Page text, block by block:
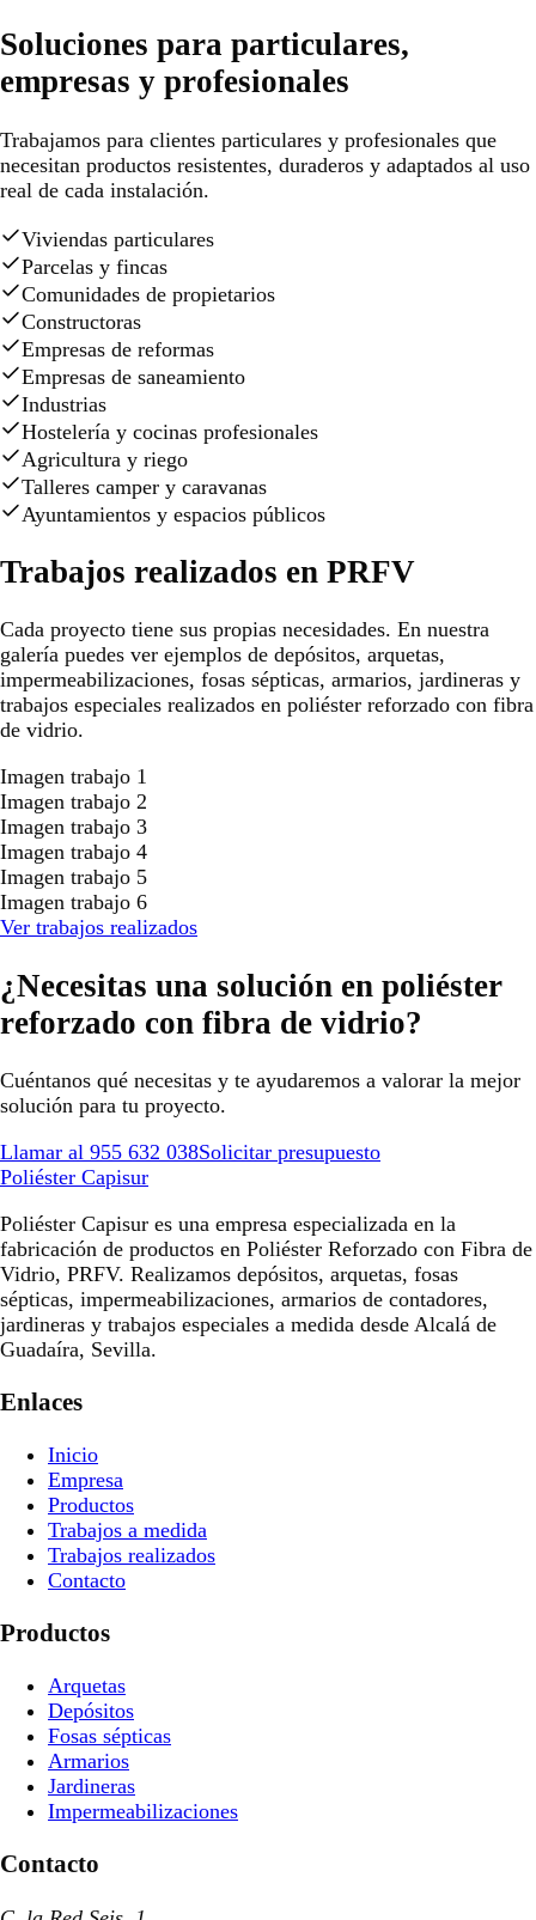
Soluciones para particulares,
empresas y profesionales
Trabajamos para clientes particulares y profesionales que
necesitan productos resistentes, duraderos y adaptados al uso
real de cada instalación.
Viviendas particulares
Parcelas y fincas
Comunidades de propietarios
Constructoras
Empresas de reformas
Empresas de saneamiento
Industrias
Hostelería y cocinas profesionales
Agricultura y riego
Talleres camper y caravanas
Ayuntamientos y espacios públicos
Trabajos realizados en PRFV
Cada proyecto tiene sus propias necesidades. En nuestra
galería puedes ver ejemplos de depósitos, arquetas,
impermeabilizaciones, fosas sépticas, armarios, jardineras y
trabajos especiales realizados en poliéster reforzado con fibra
de vidrio.
Imagen trabajo 1
Imagen trabajo 2
Imagen trabajo 3
Imagen trabajo 4
Imagen trabajo 5
Imagen trabajo 6
Ver trabajos realizados
¿Necesitas una solución en poliéster
reforzado con fibra de vidrio?
Cuéntanos qué necesitas y te ayudaremos a valorar la mejor
solución para tu proyecto.
Llamar al 955 632 038Solicitar presupuesto
Poliéster Capisur
Poliéster Capisur es una empresa especializada en la
fabricación de productos en Poliéster Reforzado con Fibra de
Vidrio, PRFV. Realizamos depósitos, arquetas, fosas
sépticas, impermeabilizaciones, armarios de contadores,
jardineras y trabajos especiales a medida desde Alcalá de
Guadaíra, Sevilla.
Enlaces
Inicio
Empresa
Productos
Trabajos a medida
Trabajos realizados
Contacto
Productos
Arquetas
Depósitos
Fosas sépticas
Armarios
Jardineras
Impermeabilizaciones
Contacto